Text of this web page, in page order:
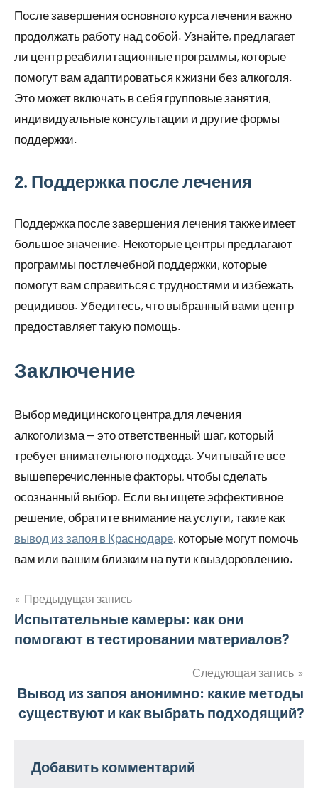
После завершения основного курса лечения важно
продолжать работу над собой. Узнайте, предлагает
ли центр реабилитационные программы, которые
помогут вам адаптироваться к жизни без алкоголя.
Это может включать в себя групповые занятия,
индивидуальные консультации и другие формы
поддержки.
2. Поддержка после лечения
Поддержка после завершения лечения также имеет
большое значение. Некоторые центры предлагают
программы постлечебной поддержки, которые
помогут вам справиться с трудностями и избежать
рецидивов. Убедитесь, что выбранный вами центр
предоставляет такую помощь.
Заключение
Выбор медицинского центра для лечения
алкоголизма — это ответственный шаг, который
требует внимательного подхода. Учитывайте все
вышеперечисленные факторы, чтобы сделать
осознанный выбор. Если вы ищете эффективное
решение, обратите внимание на услуги, такие как
вывод из запоя в Краснодаре, которые могут помочь
вам или вашим близким на пути к выздоровлению.
Навигация
по
Предыдущая запись
Испытательные камеры: как они
помогают в тестировании материалов?
Следующая запись
Вывод из запоя анонимно: какие методы
существуют и как выбрать подходящий?
Добавить комментарий